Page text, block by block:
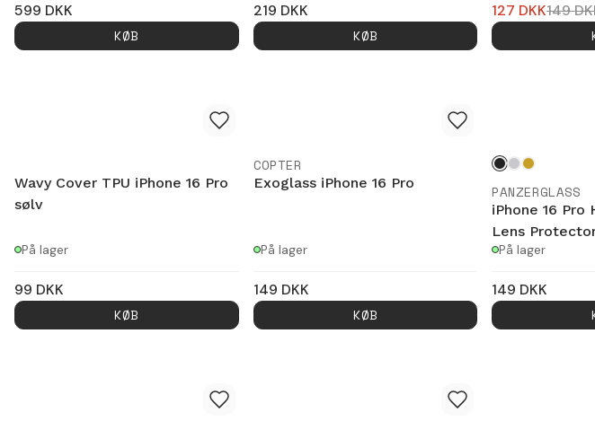
599 DKK
KØB
219 DKK
KØB
127 DKK149
Wavy Cover TPU iPhone 16 Pro
sølv
På lager
99 DKK
KØB
COPTER
Exoglass iPhone 16 Pro
På lager
149 DKK
KØB
PANZERGLASS
iPhone 16 Pro
Lens
På lager
149 DKK